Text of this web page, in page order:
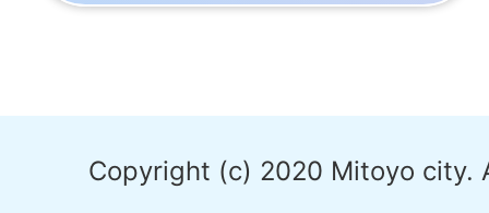
Copyright (c) 2020 Mitoyo city.